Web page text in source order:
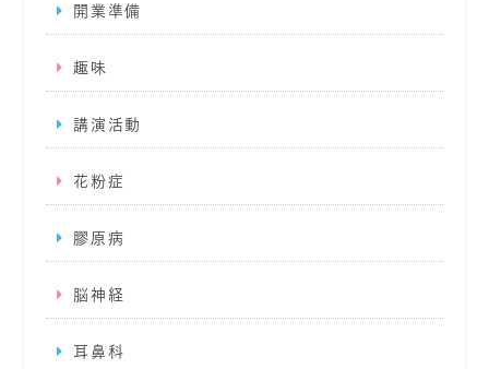
開業準備
趣味
講演活動
花粉症
膠原病
脳神経
耳鼻科